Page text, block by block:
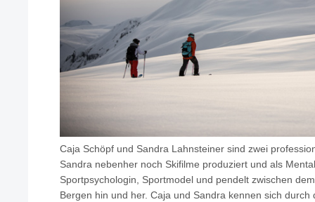
Caja Schöpf und Sandra Lahnsteiner sind zwei
Sandra nebenher noch Skifilme produziert und als
Sportpsychologin, Sportmodel und pendelt zwischen
Bergen hin und her. Caja und Sandra kennen sich durch